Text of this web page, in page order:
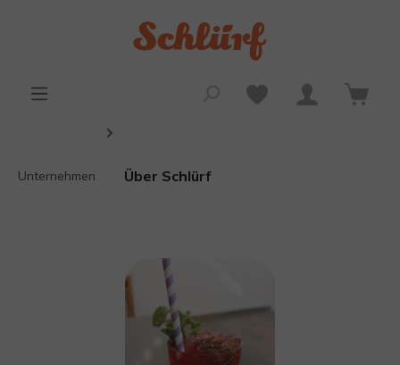
Unternehmen Über Schlürf
Bildergalerie überspringen